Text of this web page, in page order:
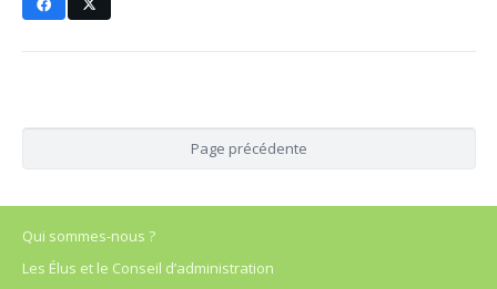
Qui sommes-nous ?
Les Élus et le Conseil d’administration